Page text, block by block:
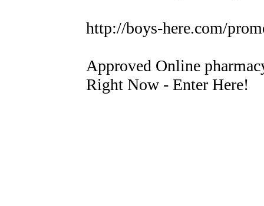
http://boys-here.com/
Approved Online
Right Now - Enter Here!